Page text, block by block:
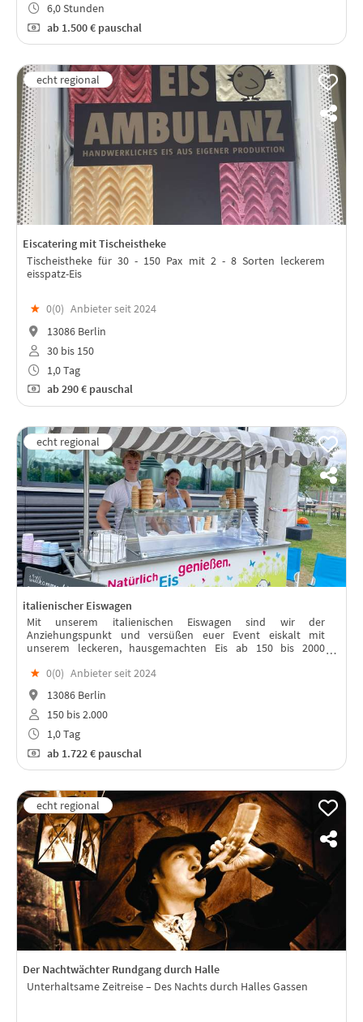
6,0 Stunden
ab1.500 € pauschal
Eiscatering mit Tischeistheke
Tischeistheke für 30 - 150 Pax mit 2 - 8 Sorten leckerem
eisspatz-Eis
★ 0(0) Anbieter seit 2024
13086 Berlin
30 bis 150
1,0 Tag
ab290 € pauschal
italienischer Eiswagen
Mit unserem italienischen Eiswagen sind wir der
Anziehungspunkt und versüßen euer Event eiskalt mit
unserem leckeren, hausgemachten Eis ab 150 bis 2000
★ 0(0) Anbieter seit 2024
13086 Berlin
150 bis 2.000
1,0 Tag
ab1.722 € pauschal
Der Nachtwächter Rundgang durch Halle
Unterhaltsame Zeitreise – Des Nachts durch Halles Gassen